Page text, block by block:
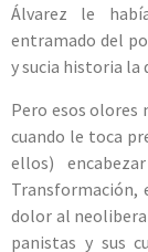
Álvarez le
entramado del
y sucia historia la
Pero esos olores
cuando le toca
ellos)
Transformación,
dolor al
panistas y sus